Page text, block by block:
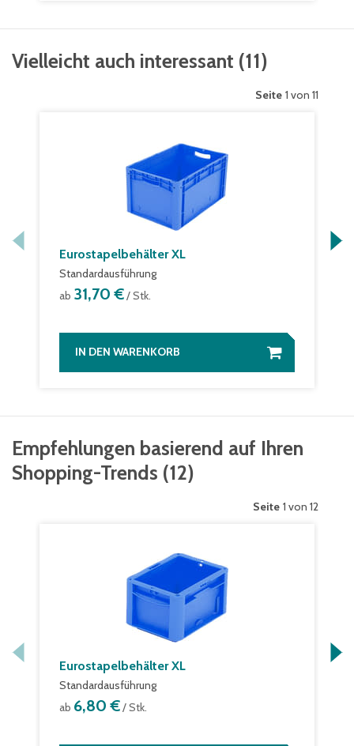
Vielleicht auch interessant (11)
Seite 1 von 11
Eurostapelbehälter XL
Standardausführung
ab 31,70 €/ Stk.
IN DEN WARENKORB
Empfehlungen basierend auf Ihren
Shopping-Trends (12)
Seite 1 von 12
Eurostapelbehälter XL
Standardausführung
ab 6,80 €/ Stk.